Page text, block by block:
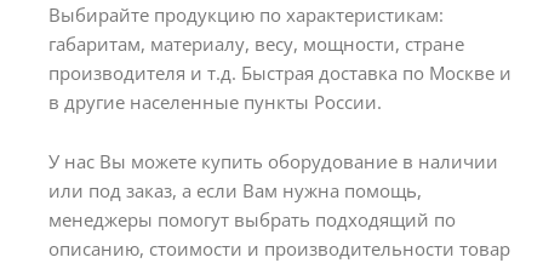
Выбирайте продукцию по характеристикам:
габаритам, материалу, весу, мощности, стране
производителя и т.д. Быстрая доставка по Москве и
в другие населенные пункты России.
У нас Вы можете купить оборудование в наличии
или под заказ, а если Вам нужна помощь,
менеджеры помогут выбрать подходящий по
описанию, стоимости и производительности товар